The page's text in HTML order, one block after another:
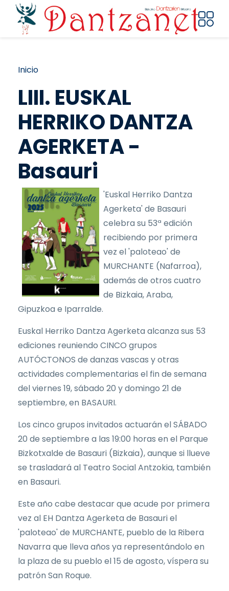
Pasar al contenido principal
Ruta de navegación
Inicio
LIII. EUSKAL
HERRIKO DANTZA
AGERKETA -
Basauri
'Euskal Herriko Dantza
Agerketa' de Basauri
celebra su 53ª edición
recibiendo por primera
vez el 'paloteao' de
MURCHANTE (Nafarroa),
además de otros cuatro
de Bizkaia, Araba,
Gipuzkoa e Iparralde.
Euskal Herriko Dantza Agerketa alcanza sus 53
ediciones reuniendo CINCO grupos
AUTÓCTONOS de danzas vascas y otras
actividades complementarias el fin de semana
del viernes 19, sábado 20 y domingo 21 de
septiembre, en BASAURI.
Los cinco grupos invitados actuarán el SÁBADO
20 de septiembre a las 19:00 horas en el Parque
Bizkotxalde de Basauri (Bizkaia), aunque si llueve
se trasladará al Teatro Social Antzokia, también
en Basauri.
Este año cabe destacar que acude por primera
vez al EH Dantza Agerketa de Basauri el
'paloteao' de MURCHANTE, pueblo de la Ribera
Navarra que lleva años ya representándolo en
la plaza de su pueblo el 15 de agosto, víspera su
patrón San Roque.